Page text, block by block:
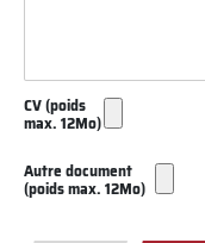
CV (poids
max. 12Mo)
Autre document
(poids max. 12Mo)